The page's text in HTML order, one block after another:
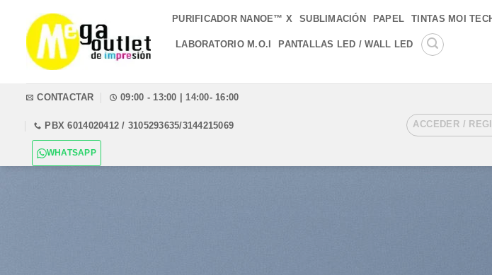
contenido
PURIFICADOR NANOE™ X SUBLIMACIÓN PAPEL TINTAS MOI
LABORATORIO M.O.I PANTALLAS LED / WALL LED
CONTACTAR 09:00 - 13:00 | 14:00- 16:00
PBX 6014020412 / 3105293635/3144215069
WHATSAPP
ACCEDER /